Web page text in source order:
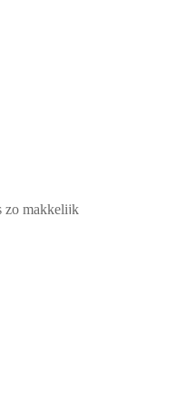
zo makkelijk